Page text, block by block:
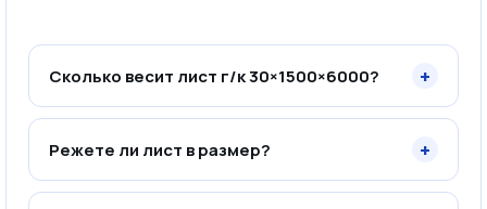
Сколько весит лист г/к 30×1500×6000? +
Режете ли лист в размер? +